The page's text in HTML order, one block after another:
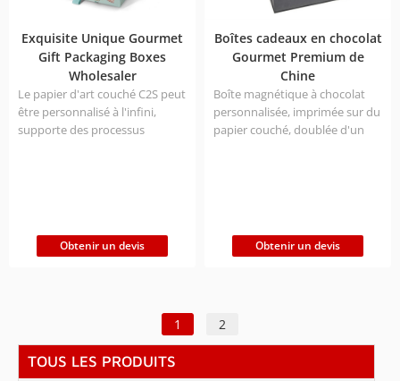
TOUS LES PRODUITS
mettre en valeur le luxe de la
Exquisite Unique Gourmet
Gift Packaging Boxes
Wholesaler
Le papier d'art couché C2S peut
être personnalisé à l'infini,
supporte des processus
20 ans.
Obtenir un devis
Boîtes cadeaux en chocolat
Gourmet Premium de
Chine
Boîte magnétique à chocolat
personnalisée, imprimée sur du
papier couché, doublée d'un
Obtenir un devis
1 2